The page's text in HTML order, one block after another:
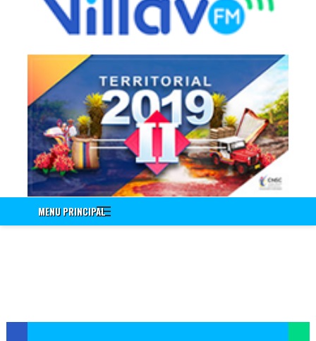
Información a Empleados
Encuenta de Seguridad Vial PESV
Encuesta - Perfil Sociodemografico Y Morbilidad Sentida
Nuevo!!! Identificación de Necesidades de Bienestar Social e
Incentivos Vigencia 2020
Nuevo!!! Encuesta Identificación de Necesidades de
Capacitación Vigencia 2021
Encuesta Valores del Servidor Público
Cuestionario Clima Laboral
Sistema Integrado de Gestión
Correo Institucional
Gestión Documental Interno - ControlDoc
Expedición de Certificados de Publicación de Proyectos
MENU PRINCIPAL